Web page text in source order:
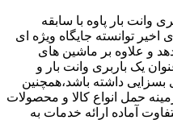
وانت بار پاوه با سابقه
توانسته جایگاه ویژه ای
و علاوه بر ماشین های
یک باربری وانت بار و
داشته باشد،همچنین
حمل انواع کالا و محصولات
آماده ارائه خدمات به